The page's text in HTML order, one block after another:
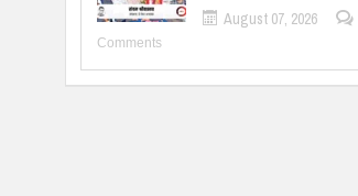
August 07, 2026
Comments